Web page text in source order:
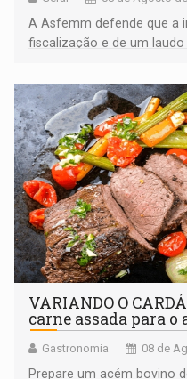
A Asfemm defende que a
fiscalização e de um
VARIANDO O
carne assada para o
Gastronomia 08 de
Prepare um acém bovino